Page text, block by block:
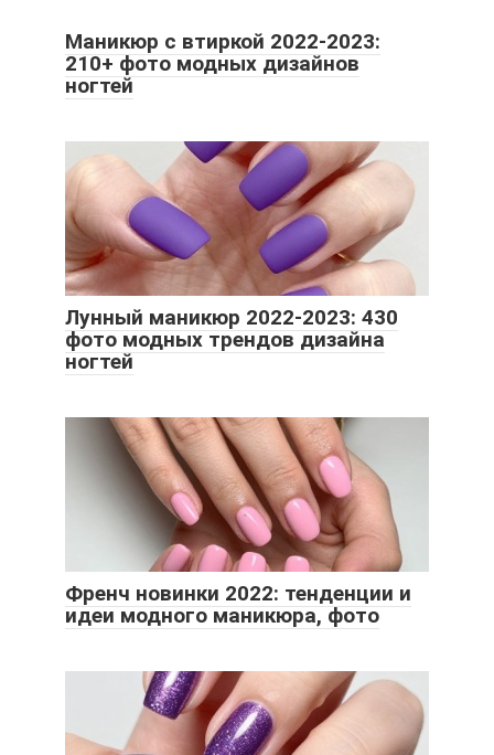
Маникюр с втиркой 2022-2023:
210+ фото модных дизайнов
ногтей
Лунный маникюр 2022-2023: 430
фото модных трендов дизайна
ногтей
Френч новинки 2022: тенденции и
идеи модного маникюра, фото